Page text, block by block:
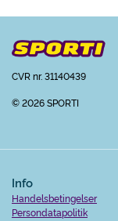
CVR nr. 31140439
© 2026 SPORTI
Info
Handelsbetingelser
Persondatapolitik